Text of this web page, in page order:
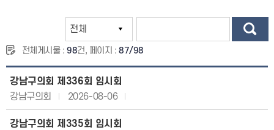
전체게시물 : 98건, 페이지 :87/98
강남구의회 제336회 임시회
강남구의회
2026-08-06
강남구의회 제335회 임시회